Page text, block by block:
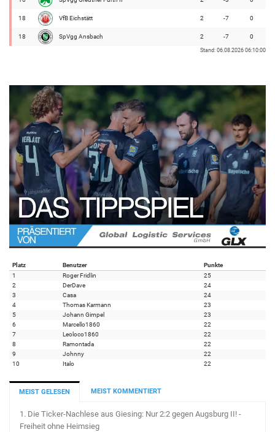
18 VfB Eichstätt 2 -7 0
18 SpVgg Ansbach 2 -7 0
Stand: 06.08.2026 06:10:00
Platz Benutzer
Punkte
1
Roger Fridlin
25
2
DerDave
24
3
Casa
24
4
Thomas Karmann
23
5
Johann Gimpel
23
6
Marcello1860
22
7
Leoloco1860
22
8
Ramontada
22
9
Johnny
22
10
Italo 22
MEIST GELESEN MEIST KOMMENTIERT
1. Die Ticker-Nachlese aus Giesing: Nur 2:2 gegen Augsburg II! -
Freiheit ohne Heimsieg